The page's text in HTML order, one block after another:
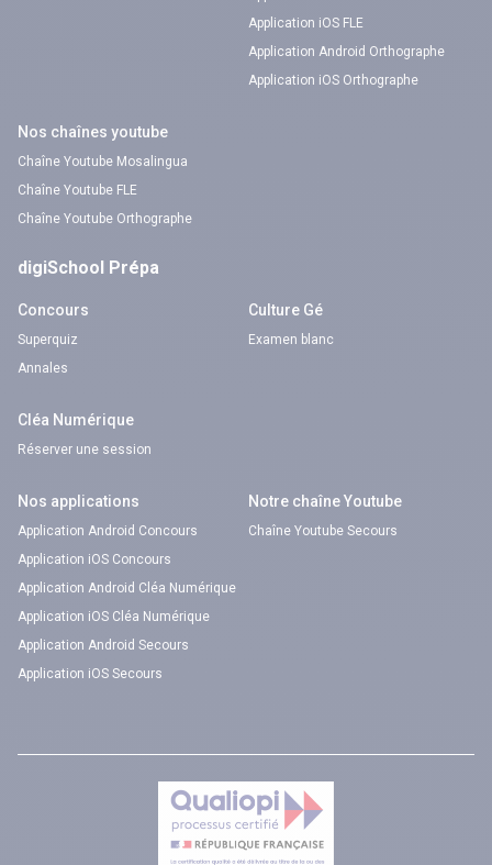
Application iOS FLE
Application Android Orthographe
Application iOS Orthographe
Nos chaînes youtube
Chaîne Youtube Mosalingua
Chaîne Youtube FLE
Chaîne Youtube Orthographe
digiSchool Prépa
Concours
Superquiz
Annales
Culture Gé
Examen blanc
Cléa Numérique
Réserver une session
Nos applications
Application Android Concours
Application iOS Concours
Application Android Cléa Numérique
Application iOS Cléa Numérique
Application Android Secours
Application iOS Secours
Notre chaîne Youtube
Chaîne Youtube Secours